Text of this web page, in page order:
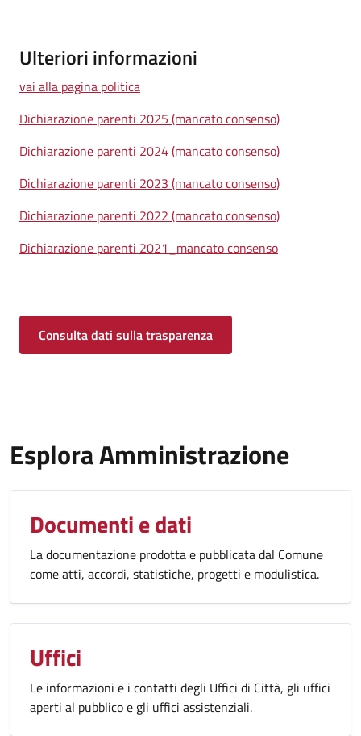
Ulteriori informazioni
vai alla pagina politica
Dichiarazione parenti 2025 (mancato consenso)
Dichiarazione parenti 2024 (mancato consenso)
Dichiarazione parenti 2023 (mancato consenso)
Dichiarazione parenti 2022 (mancato consenso)
Dichiarazione parenti 2021_mancato consenso
Consulta dati sulla trasparenza
Esplora Amministrazione
Documenti e dati
La documentazione prodotta e pubblicata dal Comune
come atti, accordi, statistiche, progetti e modulistica.
Uffici
Le informazioni e i contatti degli Uffici di Città, gli uffici
aperti al pubblico e gli uffici assistenziali.